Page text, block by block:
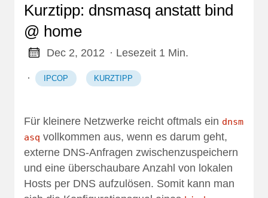
Kurztipp: dnsmasq anstatt bind
@ home
Dec 2, 2012 · Lesezeit 1 Min.
· IPCOP KURZTIPP
Für kleinere Netzwerke reicht oftmals ein dnsm
asq vollkommen aus, wenn es darum geht,
externe DNS-Anfragen zwischenzuspeichern
und eine überschaubare Anzahl von lokalen
Hosts per DNS aufzulösen. Somit kann man